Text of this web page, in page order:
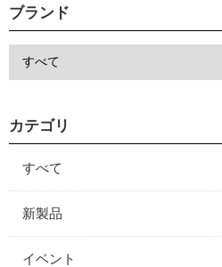
ブランド
カテゴリ
すべて
新製品
イベント